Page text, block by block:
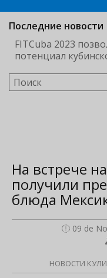
Последние новости
FITCuba 2023
потенциал
Поиск
На встрече
получили
блюда
09 de
НОВОСТИ